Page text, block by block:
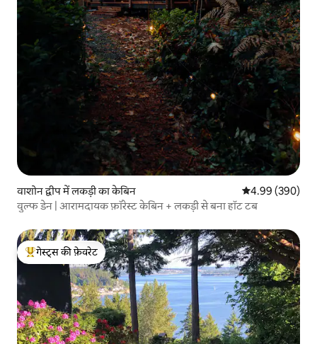
वाशोन द्वीप में लकड़ी का केबिन औसत रेटिंग 5 में से
4.99 (390)
वुल्फ डेन | आरामदायक फ़ॉरेस्ट केबिन + लकड़ी से बना हॉट टब
गेस्ट्स का टॉप फ़ेवरेट
गेस्ट्स की फ़ेवरेट